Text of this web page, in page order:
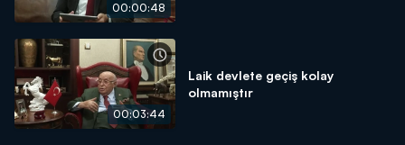
00:00:48
00:03:44
Laik devlete geçiş kolay
olmamıştır